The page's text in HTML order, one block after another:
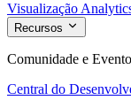
Visualização
Recursos
Comunidade e
Central do